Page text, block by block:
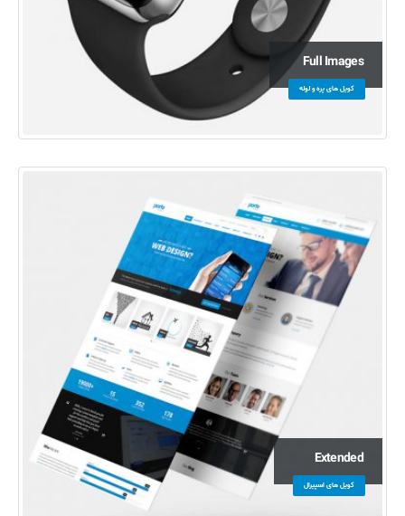
Full Images
کویل های پره و لوله
Extended
کویل های اسپیرال